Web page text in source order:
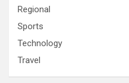
Regional
Sports
Technology
Travel